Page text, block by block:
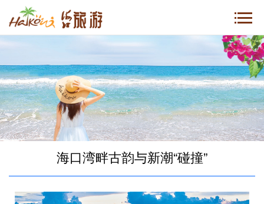
海口湾畔古韵与新潮“碰撞”